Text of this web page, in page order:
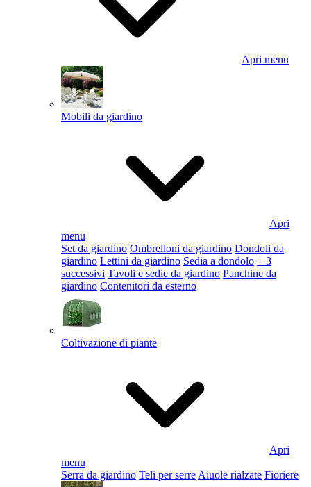
Apri menu
Mobili da giardino
Apri
menu
Set da giardino Ombrelloni da giardino Dondoli da
giardino Lettini da giardino Sedia a dondolo + 3
successivi Tavoli e sedie da giardino Panchine da
giardino Contenitori da esterno
Coltivazione di piante
Apri
menu
Serra da giardino Teli per serre Aiuole rialzate Fioriere